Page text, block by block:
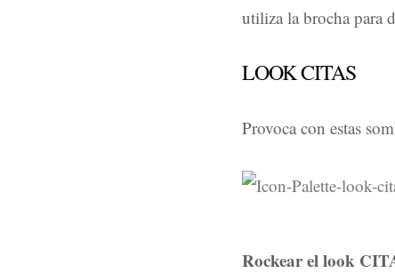
utiliza la brocha para
LOOK CITAS
Provoca con estas
Rockear el look